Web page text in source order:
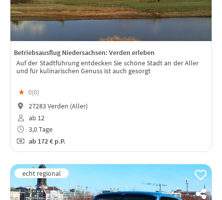
Betriebsausflug Niedersachsen: Verden erleben
Auf der Stadtführung entdecken Sie schöne Stadt an der Aller
und für kulinarischen Genuss ist auch gesorgt
★ 0(0)
27283 Verden (Aller)
ab 12
3,0 Tage
ab172 € p.P.